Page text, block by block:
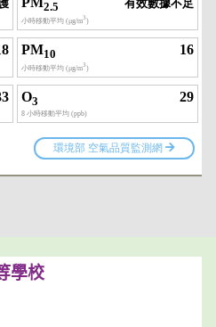
學校